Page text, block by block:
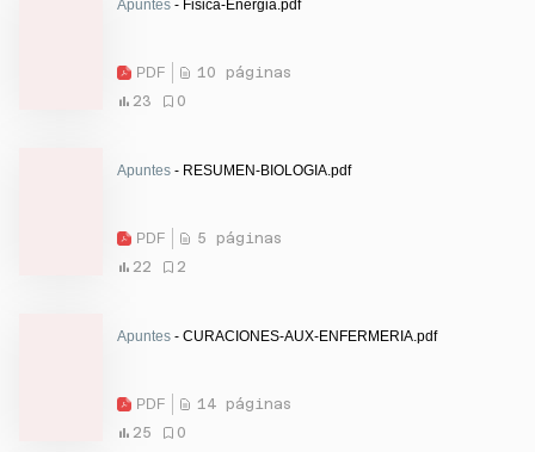
Apuntes - Fisica-Energia.pdf
PDF
10 páginas
23
0
Apuntes - RESUMEN-BIOLOGIA.pdf
PDF
5 páginas
22
2
Apuntes - CURACIONES-AUX-ENFERMERIA.pdf
PDF
14 páginas
25
0